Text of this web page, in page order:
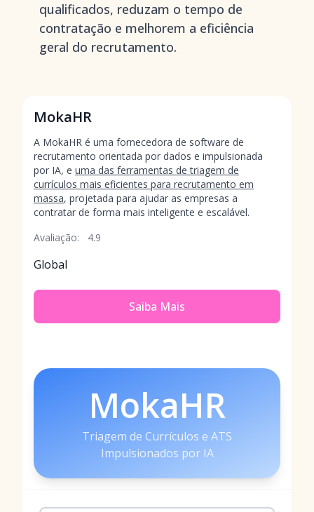
qualificados, reduzam o tempo de
contratação e melhorem a eficiência
geral do recrutamento.
MokaHR
A MokaHR é uma fornecedora de software de
recrutamento orientada por dados e impulsionada
por IA, e uma das ferramentas de triagem de
currículos mais eficientes para recrutamento em
massa, projetada para ajudar as empresas a
contratar de forma mais inteligente e escalável.
Avaliação:
4.9
Global
Saiba Mais
MokaHR
Triagem de Currículos e ATS
Impulsionados por IA